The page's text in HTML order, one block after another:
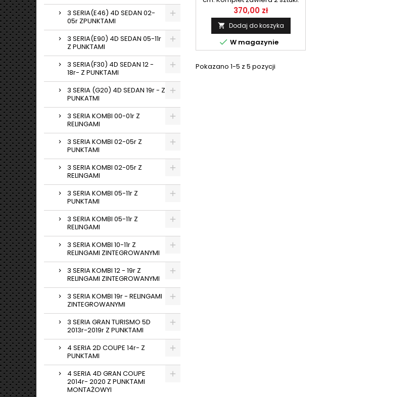
3 SERIA(E46) 4D SEDAN 02-
05r ZPUNKTAMI
3 SERIA(E90) 4D SEDAN 05-11r
Z PUNKTAMI
3 SERIA(F30) 4D SEDAN 12 -
18r- Z PUNKTAMI
3 SERIA (G20) 4D SEDAN 19r - Z
PUNKATMI
3 SERIA KOMBI 00-01r Z
RELINGAMI
3 SERIA KOMBI 02-05r Z
PUNKTAMI
3 SERIA KOMBI 02-05r Z
RELINGAMI
3 SERIA KOMBI 05-11r Z
PUNKTAMI
3 SERIA KOMBI 05-11r Z
RELINGAMI
3 SERIA KOMBI 10-11r Z
RELINGAMI ZINTEGROWANYMI
3 SERIA KOMBI 12 - 19r Z
RELINGAMI ZINTEGROWANYMI
3 SERIA KOMBI 19r - RELINGAMI
ZINTEGROWANYMI
3 SERIA GRAN TURISMO 5D
2013r-2019r Z PUNKTAMI
4 SERIA 2D COUPE 14r- Z
PUNKTAMI
4 SERIA 4D GRAN COUPE
2014r- 2020 Z PUNKTAMI
MONTAŻOWYI
370,00 zł
 Dodaj do koszyka
 W magazynie
Pokazano 1-5 z 5 pozycji